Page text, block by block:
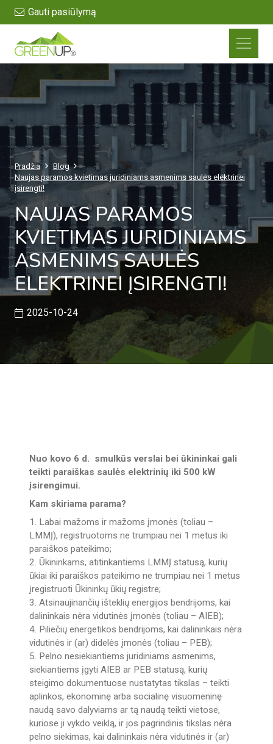
Gauti pasiūlymą
Pradžia
Blog
Naujas paramos kvietimas juridiniams asmenims saulės elektrinei
įsirengti!
NAUJAS PARAMOS
KVIETIMAS JURIDINIAMS
ASMENIMS SAULĖS
ELEKTRINEI ĮSIRENGTI!
2025-10-24
Nuo kovo 6 d. smulkūs verslai bei ūkininkai gali
teikti paraiškas saulės elektrinių iki 500 kW
įsirengimui.
Kam skiriama parama?
1. Labai mažoms ir mažoms įmonės (toliau –
LMMĮ), registruotoms ne trumpiau nei 1 metus iki
paraiškos pateikimo;
2. Ūkininkams, atitinkantiems LMMĮ statusą, kurių
ūkiai iki paraiškos pateikimo ne trumpiau nei 1 metus
įregistruoti Ūkininkų ūkių registre;
3. Atsinaujinančių išteklių energijos bendrijoms, kai
dalininkais nėra vidutinės įmonės (toliau – AIEB);
4. Piliečių energetikos bendrijoms, kai dalininkais nėra
vidutinės ir (ar) didelės įmonės (toliau – PEB);
5. Pelno nesiekiantiems juridiniams asmenims,
siekiantiems įgyti AIEB ar PEB statusą, kurių
steigimo dokumentuose nustatytas tikslas – teikti
aplinkos, ekonominę arba socialinę visuomeninę
naudą savo dalyviams ar tą naudą teikti vietose,
kuriose ji vykdo veiklą, ir jos pagrindinis tikslas nėra
pelno siekimas, kai dalininkais nėra vidutinės ir (ar)